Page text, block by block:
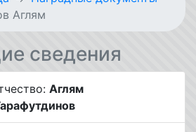
Аглям
сведения
Аглям